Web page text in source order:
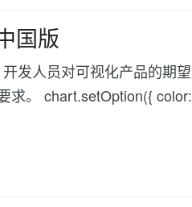
国版
发人员对可视化产品的期望
求。 chart.setOption({ color: